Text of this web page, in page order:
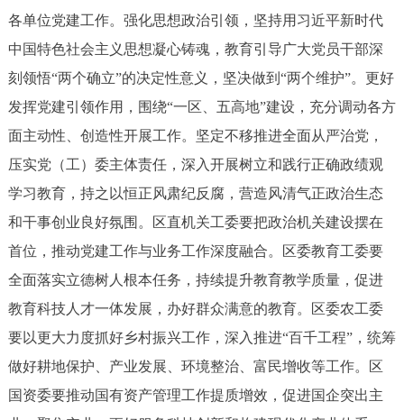
各单位党建工作。强化思想政治引领，坚持用习近平新时代
中国特色社会主义思想凝心铸魂，教育引导广大党员干部深
刻领悟“两个确立”的决定性意义，坚决做到“两个维护”。更好
发挥党建引领作用，围绕“一区、五高地”建设，充分调动各方
面主动性、创造性开展工作。坚定不移推进全面从严治党，
压实党（工）委主体责任，深入开展树立和践行正确政绩观
学习教育，持之以恒正风肃纪反腐，营造风清气正政治生态
和干事创业良好氛围。区直机关工委要把政治机关建设摆在
首位，推动党建工作与业务工作深度融合。区委教育工委要
全面落实立德树人根本任务，持续提升教育教学质量，促进
教育科技人才一体发展，办好群众满意的教育。区委农工委
要以更大力度抓好乡村振兴工作，深入推进“百千工程”，统筹
做好耕地保护、产业发展、环境整治、富民增收等工作。区
国资委要推动国有资产管理工作提质增效，促进国企突出主